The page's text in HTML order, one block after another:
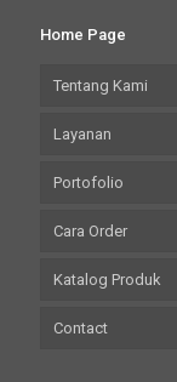
Home Page
Tentang Kami
Layanan
Portofolio
Cara Order
Katalog Produk
Contact